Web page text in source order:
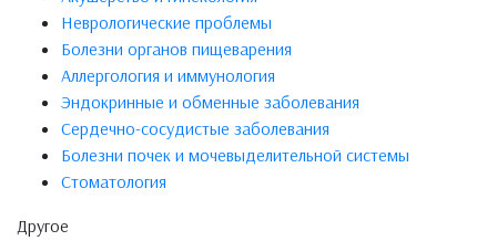
Неврологические проблемы
Болезни органов пищеварения
Аллергология и иммунология
Эндокринные и обменные заболевания
Сердечно-сосудистые заболевания
Болезни почек и мочевыделительной системы
Стоматология
Другое